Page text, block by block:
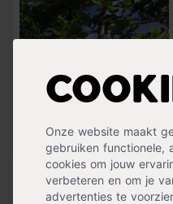
Onze website maakt
gebruiken functionele,
cookies om jouw
verbeteren en om je
advertenties te
Bladhoudend
Top 3 leibomen: